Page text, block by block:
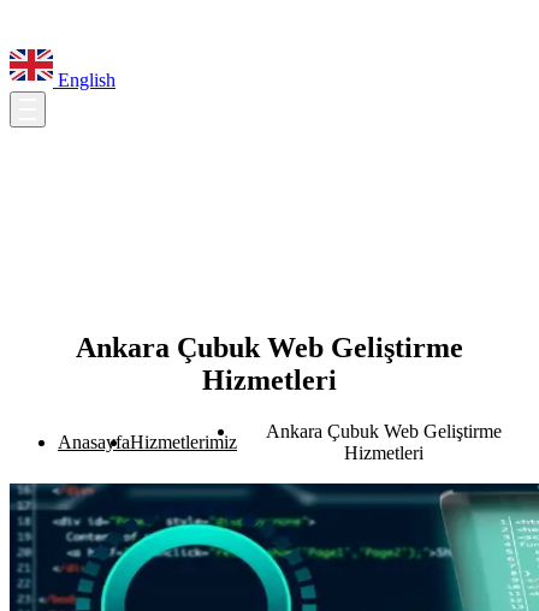
English
Ankara Çubuk Web Geliştirme
Hizmetleri
AnasayfaHizmetlerimiz
Ankara Çubuk Web Geliştirme
Hizmetleri